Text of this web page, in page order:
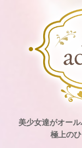
美少女達がオー
極上の